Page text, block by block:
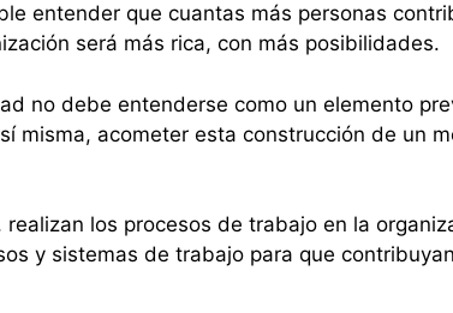
entender que cuantas más personas
será más rica, con más posibilidades.
no debe entenderse como un elemento
misma, acometer esta construcción de un
los procesos de trabajo en la
y sistemas de trabajo para que